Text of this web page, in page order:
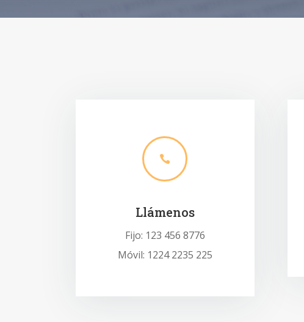

Llámenos
Fijo: 123 456 8776
Móvil: 1224 2235 225